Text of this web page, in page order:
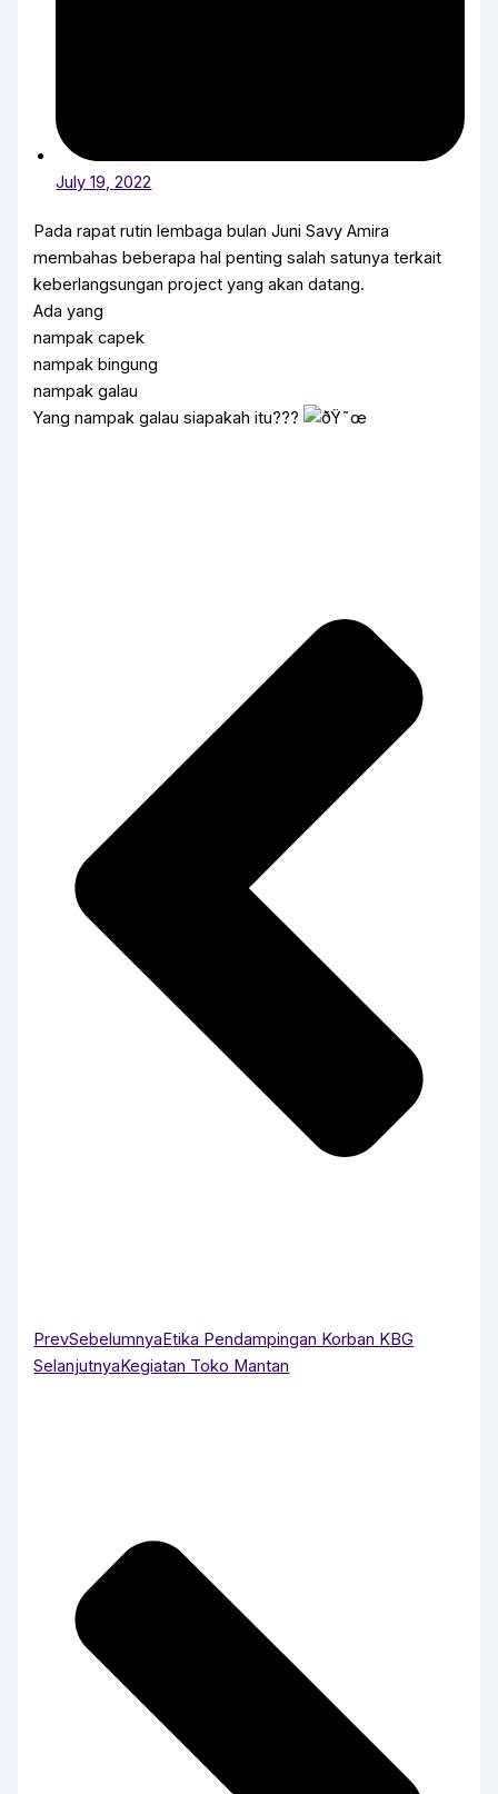
July 19, 2022
Pada rapat rutin lembaga bulan Juni Savy Amira
membahas beberapa hal penting salah satunya terkait
keberlangsungan project yang akan datang.
Ada yang
nampak capek
nampak bingung
nampak galau
Yang nampak galau siapakah itu???
PrevSebelumnya Etika Pendampingan Korban KBG
Selanjutnya Kegiatan Toko Mantan